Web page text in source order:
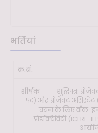
भर्तियां
क्र.सं. शीर्षक
शुद्धिपत्र:
पद) और प्रोजेक्ट असिस्टेंट
चयन के लिए वॉक-
प्रोडक्टिविटी